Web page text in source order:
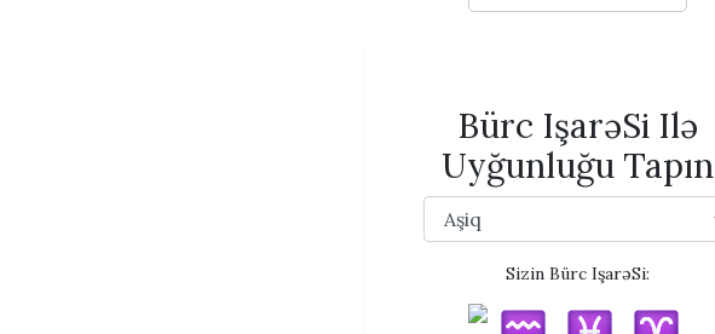
Bürc IşarəSi Ilə
Uyğunluğu Tapın
Sizin Bürc IşarəSi: